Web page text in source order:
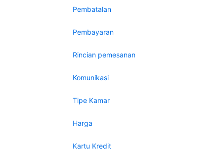
Pembatalan
Pembayaran
Rincian pemesanan
Komunikasi
Tipe Kamar
Harga
Kartu Kredit